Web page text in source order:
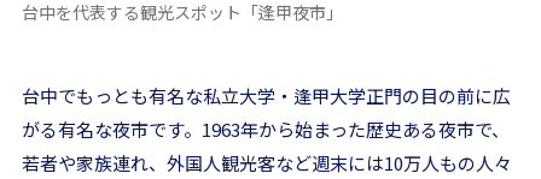
台中を代表する観光スポット「逢甲夜市」
台中でもっとも有名な私立大学・逢甲大学正門の目の前に広
がる有名な夜市です。1963年から始まった歴史ある夜市で、
若者や家族連れ、外国人観光客など週末には10万人もの人々